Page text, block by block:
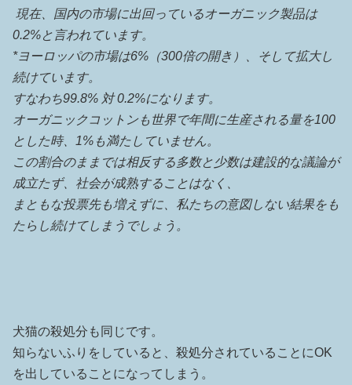
現在、国内の市場に出回っているオーガニック製品は
0.2%と言われています。
*ヨーロッパの市場は6%（300倍の開き）、そして拡大し
続けています。
すなわち99.8% 対 0.2%になります。
オーガニックコットンも世界で年間に生産される量を100
とした時、1%も満たしていません。
この割合のままでは相反する多数と少数は建設的な議論が
成立たず、社会が成熟することはなく、
まともな投票先も増えずに、私たちの意図しない結果をも
たらし続けてしまうでしょう。
犬猫の殺処分も同じです。
知らないふりをしていると、殺処分されていることにOK
を出していることになってしまう。